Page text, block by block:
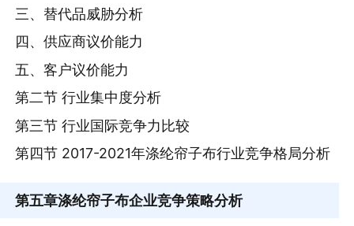
三、替代品威胁分析
四、供应商议价能力
五、客户议价能力
第二节 行业集中度分析
第三节 行业国际竞争力比较
第四节 2017-2021年涤纶帘子布行业竞争格局分析
第五章涤纶帘子布企业竞争策略分析